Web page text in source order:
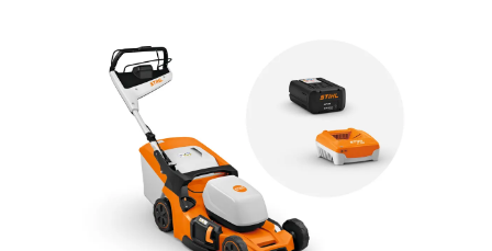
Werkplaats
Nieuws
Over ons